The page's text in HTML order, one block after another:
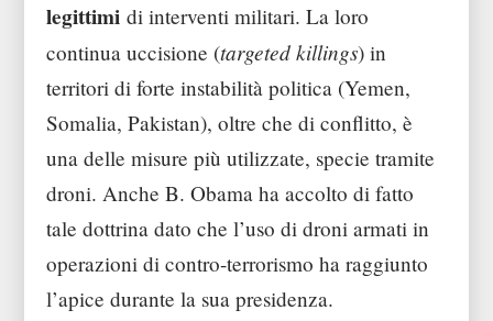
legittimi di interventi militari. La loro
continua uccisione (targeted killings) in
territori di forte instabilità politica (Yemen,
Somalia, Pakistan), oltre che di conflitto, è
una delle misure più utilizzate, specie tramite
droni. Anche B. Obama ha accolto di fatto
tale dottrina dato che l’uso di droni armati in
operazioni di contro-terrorismo ha raggiunto
l’apice durante la sua presidenza.